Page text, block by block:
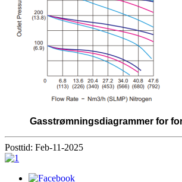
Gasstrømningsdiagrammer for
Posttid: Feb-11-2025